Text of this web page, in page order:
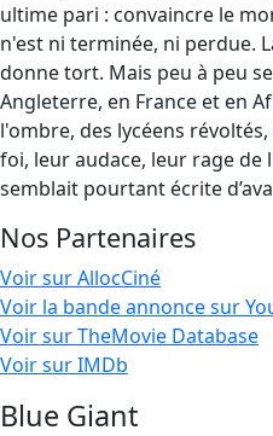
ultime pari : convaincre le
n'est ni terminée, ni perdue.
donne tort. Mais peu à peu
Angleterre, en France et en
l'ombre, des lycéens
foi, leur audace, leur rage
semblait pourtant écrite
Nos Partenaires
Voir sur AllocCiné
Voir la bande annonce sur
Voir sur TheMovie Database
Voir sur IMDb
Blue Giant